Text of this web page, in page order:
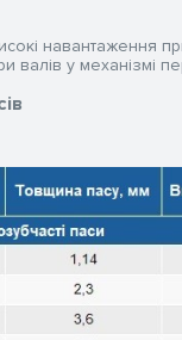
навантаження
валів у механізмі